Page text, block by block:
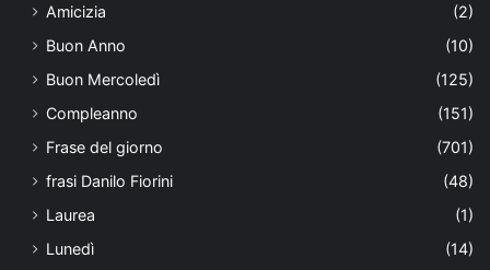
Amicizia
(2)
Buon Anno
(10)
Buon Mercoledì
(125)
Compleanno
(151)
Frase del giorno
(701)
frasi Danilo Fiorini
(48)
Laurea
(1)
Lunedì
(14)